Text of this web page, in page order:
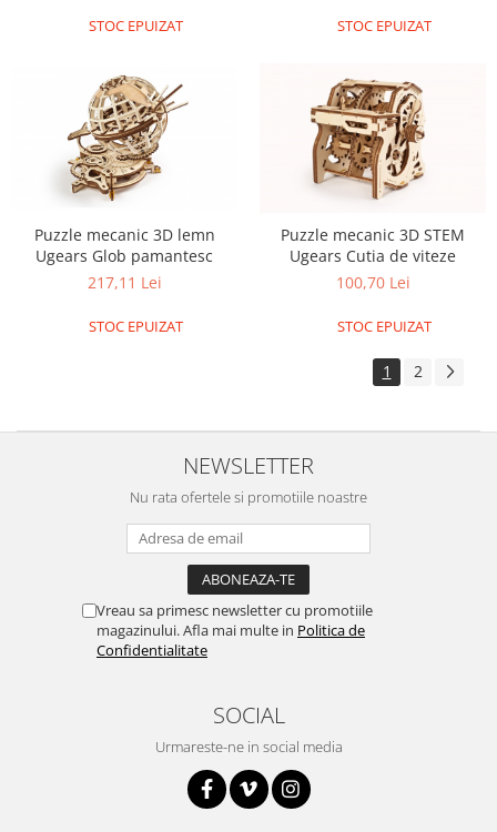
STOC EPUIZAT STOC EPUIZAT
Puzzle mecanic 3D lemn
Ugears Glob pamantesc
217,11 Lei
STOC EPUIZAT
Puzzle mecanic 3D STEM
Ugears Cutia de viteze
100,70 Lei
STOC EPUIZAT
1 2
NEWSLETTER
Nu rata ofertele si promotiile noastre
Vreau sa primesc newsletter cu promotiile
magazinului. Afla mai multe in Politica de
Confidentialitate
SOCIAL
Urmareste-ne in social media